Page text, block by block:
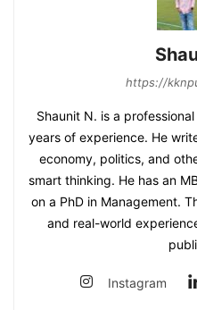
https://
Shaunit N. is a
years of experience. He
economy, politics, and
smart thinking. He has an
on a PhD in Management.
and real-world
Instagram